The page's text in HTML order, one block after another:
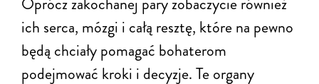
ich serca, mózgi i całą resztę, które na pewno
będą chciały pomagać bohaterom
podejmować kroki i decyzje. Te organy